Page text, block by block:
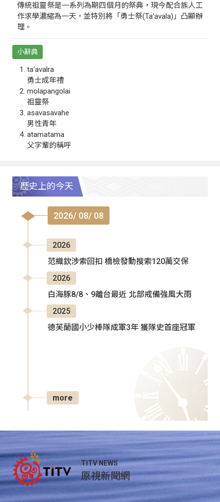
傳統祖靈祭是一系列為期四個月的祭典，現今配合族人工
作求學濃縮為一天，並特別將「勇士祭(Ta‘avala)」凸顯辦
理。
小辭典
ta‘avalra
勇士成年禮
molapangolai
祖靈祭
asavasavahe
男性青年
atamatama
父字輩的稱呼
歷史上的今天
2026/ 08/ 08
2026
范織欽涉索回扣 橋檢發動搜索120萬交保
2026
白海豚8/8、9離台最近 北部戒備強風大雨
2025
德芙蘭國小少棒隊成軍3年 獲隊史首座冠軍
more
TITV NEWS
原視新聞網